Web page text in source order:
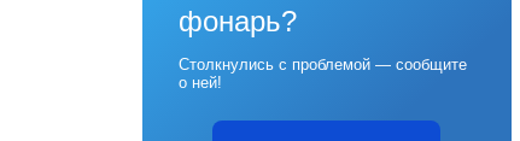
фонарь?
Столкнулись с проблемой — сообщите
о ней!